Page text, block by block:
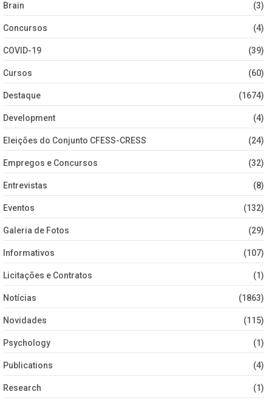
Brain (3)
Concursos (4)
COVID-19 (39)
Cursos (60)
Destaque (1674)
Development (4)
Eleições do Conjunto CFESS-CRESS (24)
Empregos e Concursos (32)
Entrevistas (8)
Eventos (132)
Galeria de Fotos (29)
Informativos (107)
Licitações e Contratos (1)
Notícias (1863)
Novidades (115)
Psychology (1)
Publications (4)
Research (1)